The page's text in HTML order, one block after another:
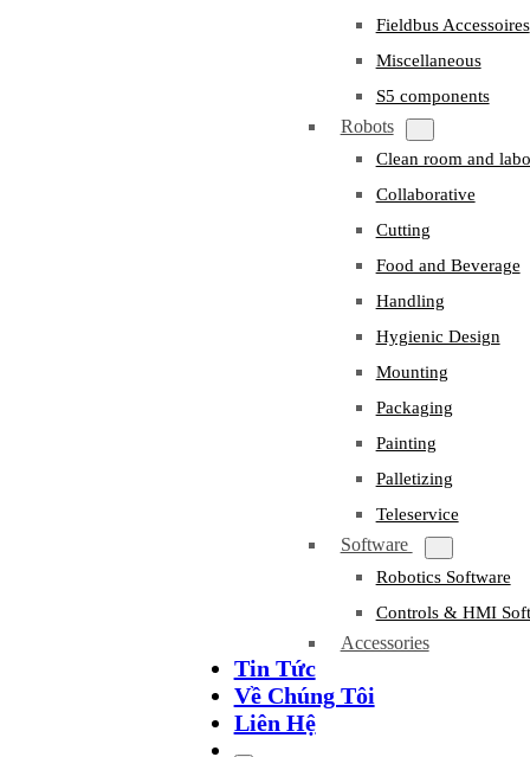
Fieldbus Accessoires
Miscellaneous
S5 components
Robots
Clean room and
Collaborative
Cutting
Food and Beverage
Handling
Hygienic Design
Mounting
Packaging
Painting
Palletizing
Teleservice
Software
Robotics Software
Controls & HMI
Accessories
Tin Tức
Về Chúng Tôi
Liên Hệ